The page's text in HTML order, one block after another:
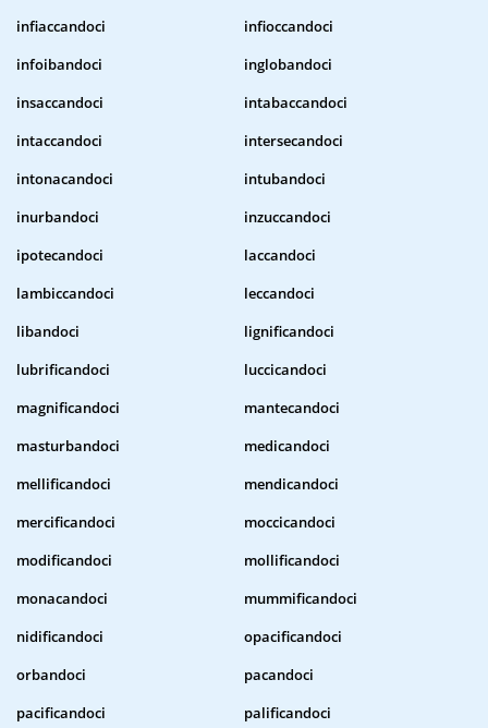
infiaccandoci
infioccandoci
infoibandoci
inglobandoci
insaccandoci
intabaccandoci
intaccandoci
intersecandoci
intonacandoci
intubandoci
inurbandoci
inzuccandoci
ipotecandoci
laccandoci
lambiccandoci
leccandoci
libandoci
lignificandoci
lubrificandoci
luccicandoci
magnificandoci
mantecandoci
masturbandoci
medicandoci
mellificandoci
mendicandoci
mercificandoci
moccicandoci
modificandoci
mollificandoci
monacandoci
mummificandoci
nidificandoci
opacificandoci
orbandoci
pacandoci
pacificandoci
palificandoci